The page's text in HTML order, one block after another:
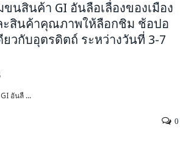
นสินค้า GI อันลือเลื่องของเมือง
สินค้าคุณภาพให้ลือกชิม ช้อปอ
ยวกับอุตรดิตถ์ ระหว่างวันที่ 3-7
อันลื ...
0